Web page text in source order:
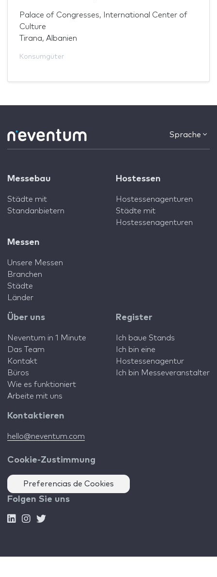
Palace of Congresses, International Center of
Culture
Tirana, Albanien
Konsumgüter
Sprache
Messebau
Städte mit
Standanbietern
Hostessen
Hostessenagenturen
Städte mit
Hostessenagenturen
Messen
Unsere Messen
Branchen
Städte
Länder
Über uns
Neventum in 1 Minute
Das Team
Kontakt
Büros
Wie es funktioniert
Arbeite mit uns
Register
Ich baue Stands
Ich bin eine
Hostessenagentur
Ich bin Messeveranstalter
Kontaktieren
hello@neventum.com
Cookie-Zustimmung
Preferencias de Cookies
Folgen Sie uns